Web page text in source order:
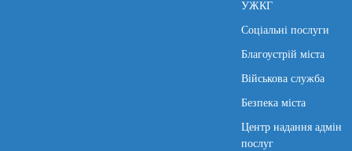
УЖКГ
Соціальні послуги
Благоустрій міста
Військова служба
Безпека міста
Центр надання адмін
послуг